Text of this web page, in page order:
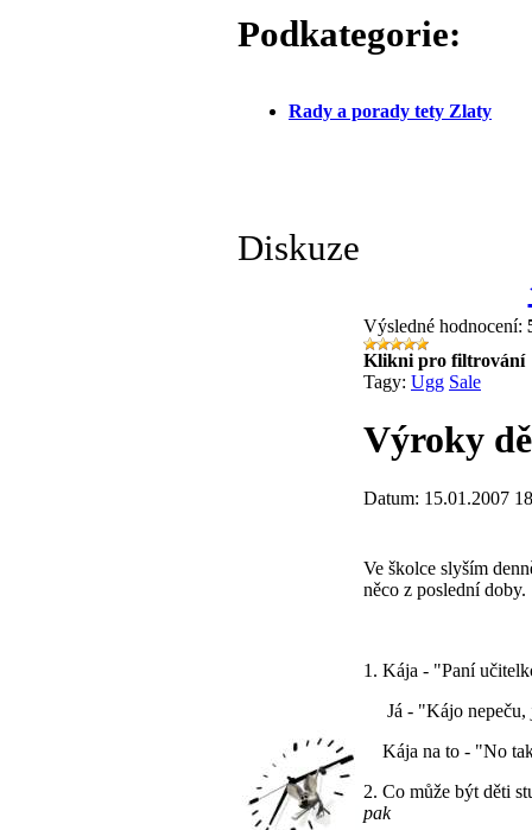
Podkategorie:
Rady a porady tety Zlaty
Diskuze
Výsledné hodnocení:
Klikni pro filtrování
Tagy: Ugg Sale
Výroky
Datum: 15.01.2007
Ve školce slyším
něco z poslední doby.
1. Kája - "Paní
Já - "Kájo nepeču,
Kája na to - "No
2. Co může být děti
pak